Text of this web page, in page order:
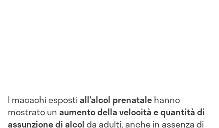
I macachi espostiall’alcol prenatalehanno
mostrato unaumento della velocità e quantità di
assunzione di alcolda adulti, anche in assenza di